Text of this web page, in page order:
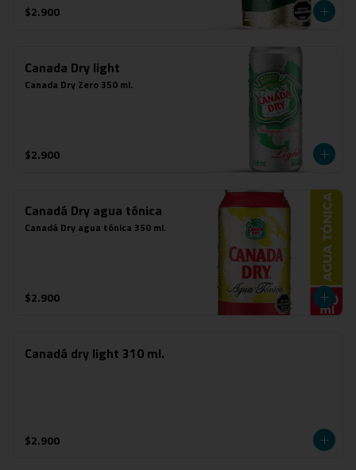
$2.900
Canada Dry light
Canada Dry Zero 350 ml.
$2.900
Canadá Dry agua tónica
Canadá Dry agua tónica 350 ml.
$2.900
Canadá dry light 310 ml.
$2.900